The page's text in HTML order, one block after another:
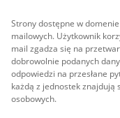
Strony dostępne w
mailowych. Użytkownik
mail zgadza się na
dobrowolnie podanych
odpowiedzi na przesłane
każdą z jednostek
osobowych.